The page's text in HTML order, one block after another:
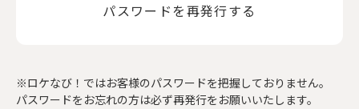
パスワードを再発行する
※ロケなび！ではお客様のパスワードを把握しておりません。
パスワードをお忘れの方は必ず再発行をお願いいたします。